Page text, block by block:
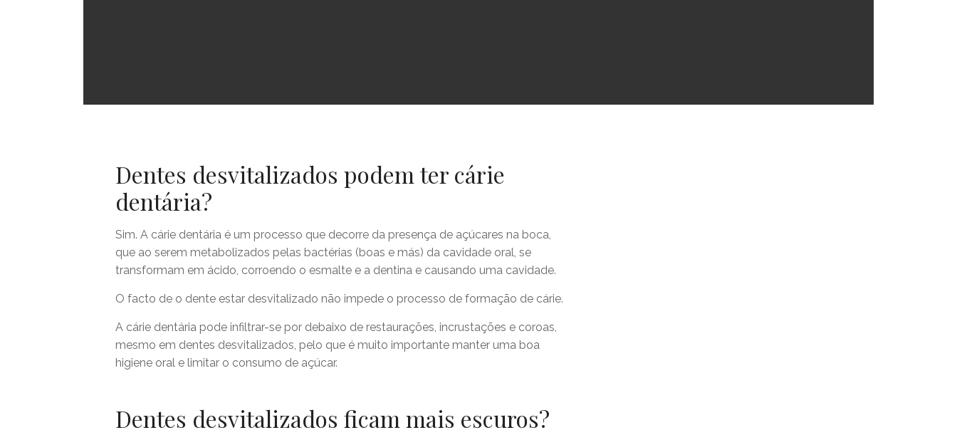
Dentes desvitalizados podem ter cárie
dentária?
Sim. A cárie dentária é um processo que decorre da presença de açúcares na boca,
que ao serem metabolizados pelas bactérias (boas e más) da cavidade oral, se
transformam em ácido, corroendo o esmalte e a dentina e causando uma cavidade.
O facto de o dente estar desvitalizado não impede o processo de formação de cárie.
A cárie dentária pode infiltrar-se por debaixo de restaurações, incrustações e coroas,
mesmo em dentes desvitalizados, pelo que é muito importante manter uma boa
higiene oral e limitar o consumo de açúcar.
Dentes desvitalizados ficam mais escuros?